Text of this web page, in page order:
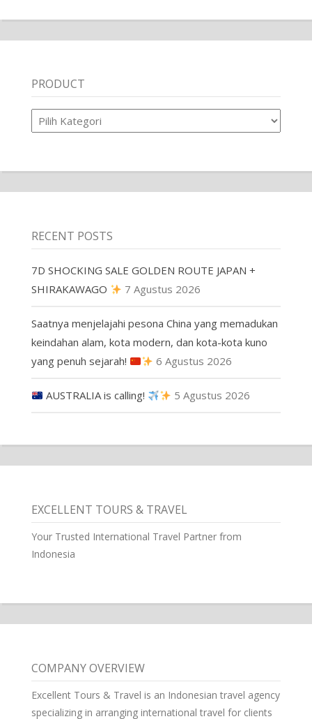
PRODUCT
Product
RECENT POSTS
7D SHOCKING SALE GOLDEN ROUTE JAPAN +
SHIRAKAWAGO
7 Agustus 2026
Saatnya menjelajahi pesona China yang memadukan
keindahan alam, kota modern, dan kota-kota kuno
yang penuh sejarah!
6 Agustus 2026
AUSTRALIA is calling! 5 Agustus 2026
EXCELLENT TOURS & TRAVEL
Your Trusted International Travel Partner from
Indonesia
COMPANY OVERVIEW
Excellent Tours & Travel is an Indonesian travel agency
specializing in arranging international travel for clients